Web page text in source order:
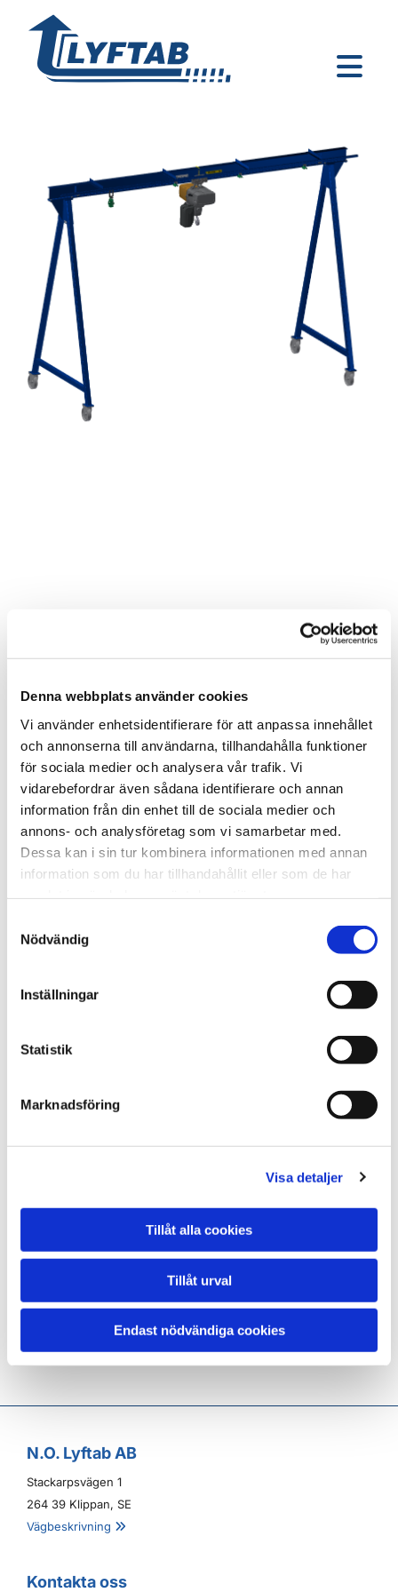
Denna webbplats använder cookies
Vi använder enhetsidentifierare för att anpassa innehållet
och annonserna till användarna, tillhandahålla funktioner
för sociala medier och analysera vår trafik. Vi
vidarebefordrar även sådana identifierare och annan
information från din enhet till de sociala medier och
annons- och analysföretag som vi samarbetar med.
Dessa kan i sin tur kombinera informationen med annan
information som du har tillhandahållit eller som de har
Nödvändig
Inställningar
Statistik
Marknadsföring
Visa detaljer
Tillåt alla cookies
Tillåt urval
Endast nödvändiga cookies
Bockkran/portalkran
Beskrivning
Produktinformation
Levereras med odriven löpvagn samt
erforderlig elmatning inom kranen
Vi har i många år tillverkat / konstruerat kranar och
under den tiden har det blivit många olika utföranden.
En måttanpassad kran blir inte dyrare.
N.O. Lyftab AB
Stackarpsvägen 1
264 39 Klippan, SE
Vägbeskrivning 
Kontakta oss